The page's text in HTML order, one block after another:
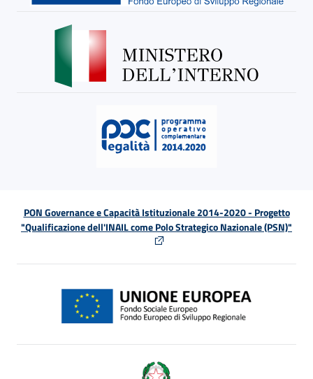
PON Governance e Capacità Istituzionale 2014-2020 - Progetto
"Qualificazione dell'INAIL come Polo Strategico Nazionale (PSN)"